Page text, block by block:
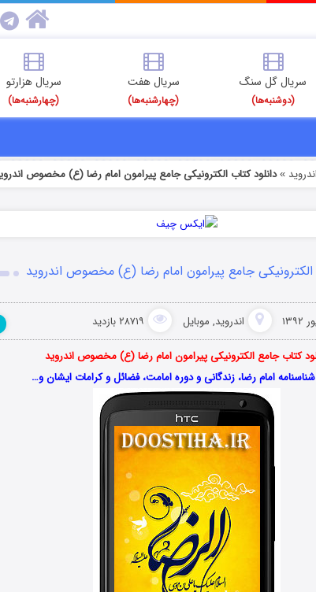
سریال گل سنگ
(دوشنبه‌ها)
سریال هفت
(چهارشنبه‌ها)
سریال هزارتو
(چهارشنبه‌ها)
اندروید »دانلود کتاب الکترونیکی جامع پیرامون امام رضا (ع) مخصوص
الکترونیکی جامع پیرامون امام رضا (ع) مخصوص اندروید
اندروید, موبایل ۲۸۷۱۹ بازدید
کتاب جامع الکترونیکی پیرامون امام رضا (ع) مخصوص اندروید
امام رضا، زندگانی و دوره امامت، فضائل و کرامات ایشان و…